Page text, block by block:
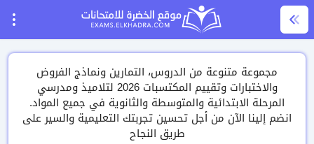
مجموعة متنوعة من الدروس، التمارين ونماذج الفروض
والاختبارات وتقييم المكتسبات 2026 لتلاميذ ومدرسي
المرحلة الابتدائية والمتوسطة والثانوية في جميع المواد.
انضم إلينا الآن من أجل تحسين تجربتك التعليمية والسير على
طريق النجاح